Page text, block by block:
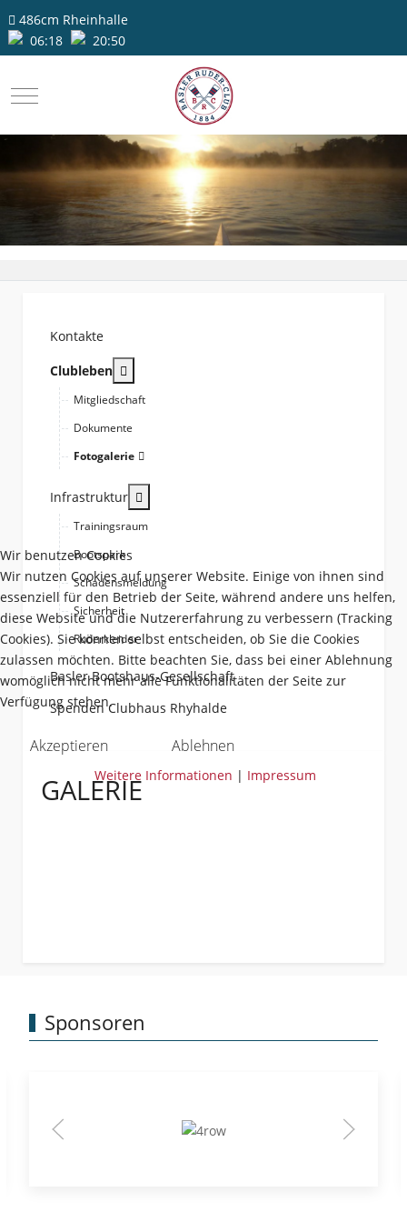
486cm Rheinhalle
06:18
20:50
Mobile Menu Toggle
Kontakte
Clubleben
Mitgliedschaft
Dokumente
Fotogalerie
Infrastruktur
Trainingsraum
Bootspark
Schadensmeldung
Sicherheit
Ruderkleider
Basler Bootshaus-Gesellschaft
Spenden Clubhaus Rhyhalde
GALERIE
Sponsoren
Wir benutzen Cookies
Wir nutzen Cookies auf unserer Website. Einige von ihnen sind
essenziell für den Betrieb der Seite, während andere uns helfen,
diese Website und die Nutzererfahrung zu verbessern (Tracking
Cookies). Sie können selbst entscheiden, ob Sie die Cookies
zulassen möchten. Bitte beachten Sie, dass bei einer Ablehnung
womöglich nicht mehr alle Funktionalitäten der Seite zur
Verfügung stehen.
Akzeptieren Ablehnen
Weitere Informationen | Impressum